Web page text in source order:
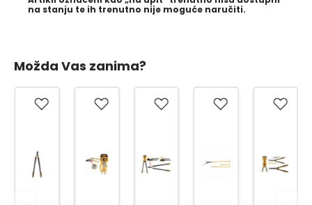
na stanju te ih trenutno nije moguće naručiti.
Možda Vas zanima?